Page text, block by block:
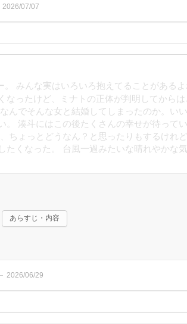
2026/07/07
。 みんな実はいろいろ抱えてることがある
ったけど、ミナトの正体が判明してからは
んでそんな女と結婚してしまったのか。い
。 湊斗にはこの後たくさんの幸せが待って
ちょっとどうなん？と思ったりもするけれ
たくなった。 台風一過みたいな晴れやかな
あらすじ・内容
2026/06/29